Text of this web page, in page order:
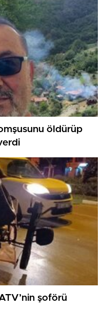
öldürüp
şoförü